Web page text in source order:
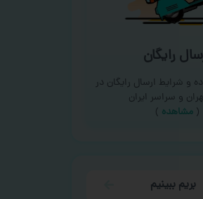
رایگان
و شرایط ارسال رایگان در
و سراسر ایران
(مشاهده )
بریم ببینیم